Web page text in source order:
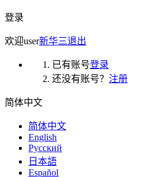
登录
欢迎user新华三退出
已有账号登录
还没有账号？ 注册
简体中文
简体中文
English
Русский
日本語
Español